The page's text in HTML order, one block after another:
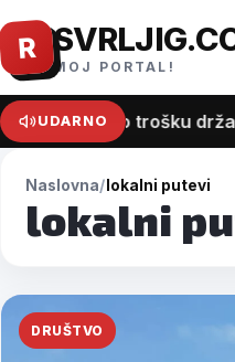
Pređi
na
sadržaj
R
MOJ PORTAL!
UDARNO
na recept o trošku države
Naslovna lokalni putevi
lokalni
DRUŠTVO